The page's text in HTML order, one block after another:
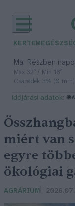
KERTEM
Ma– Részben
Max 32° / Min 18°
Csapadék: 3% (0 mm)
időjárási adatok:
miért van
egyre
ökológiai
AGRÁRIUM